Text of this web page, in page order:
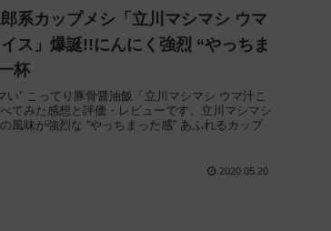
系カップメシ「立川マシマシ ウマ
ス」爆誕!!にんにく強烈 “やっちま
杯
い” こってり豚骨醤油飯「立川マシマシ ウマ汁こ
てみた感想と評価・レビューです。立川マシマシ
風味が強烈な “やっちまった感” あふれるカップ
2020.05.20